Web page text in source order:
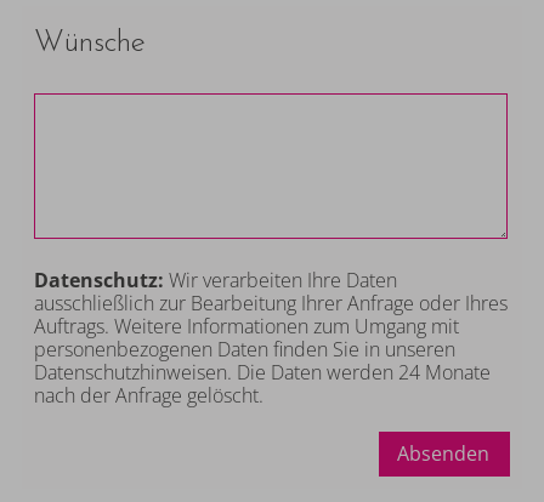
Wünsche
Datenschutz:Wir verarbeiten Ihre Daten
ausschließlich zur Bearbeitung Ihrer Anfrage oder Ihres
Auftrags. Weitere Informationen zum Umgang mit
personenbezogenen Daten finden Sie in unseren
Datenschutzhinweisen. Die Daten werden 24 Monate
nach der Anfrage gelöscht.
Absenden